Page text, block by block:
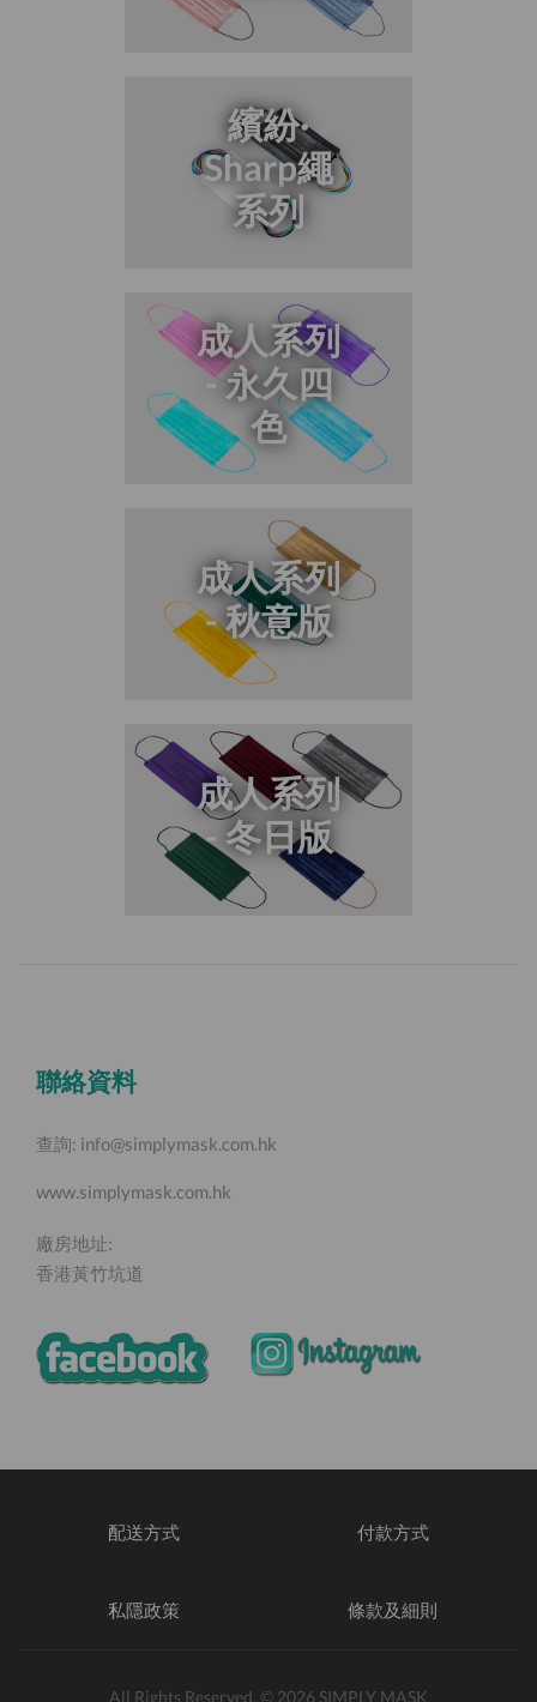
繽紛·
Sharp繩
系列
成人系列
- 永久四
色
成人系列
- 秋意版
成人系列
- 冬日版
聯絡資料
查詢: info@simplymask.com.hk
www.simplymask.com.hk
廠房地址:
香港黃竹坑道
配送方式 付款方式
私隱政策 條款及細則
All Rights Reserved. © 2026 SIMPLY MASK